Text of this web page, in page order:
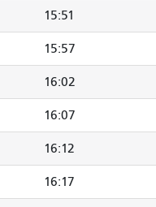
15:51
15:57
16:02
16:07
16:12
16:17